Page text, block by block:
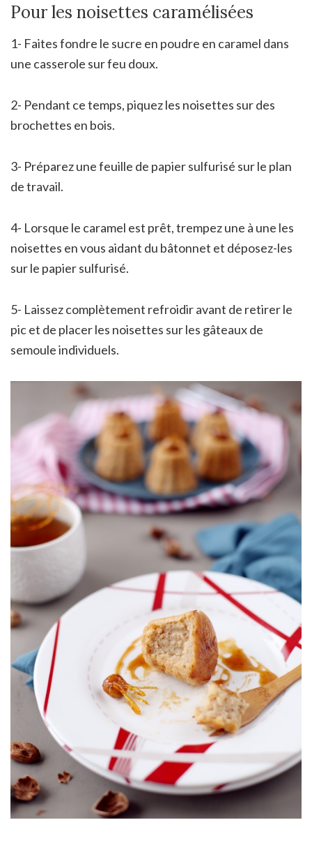
Pour les noisettes caramélisées
1- Faites fondre le sucre en poudre en caramel dans
une casserole sur feu doux.
2- Pendant ce temps, piquez les noisettes sur des
brochettes en bois.
3- Préparez une feuille de papier sulfurisé sur le plan
de travail.
4- Lorsque le caramel est prêt, trempez une à une les
noisettes en vous aidant du bâtonnet et déposez-les
sur le papier sulfurisé.
5- Laissez complètement refroidir avant de retirer le
pic et de placer les noisettes sur les gâteaux de
semoule individuels.